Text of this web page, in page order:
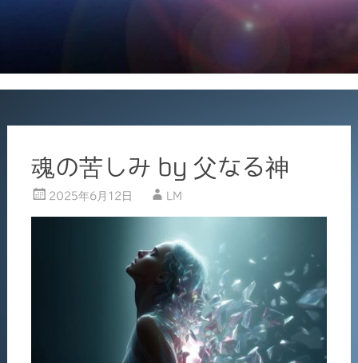
魂の苦しみ by 父なる神
2025年6月12日 LM